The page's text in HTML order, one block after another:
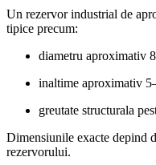
Un rezervor industrial de
tipice precum:
diametru aproximativ
inaltime aproximativ
greutate structurala
Dimensiunile exacte depind
rezervorului.